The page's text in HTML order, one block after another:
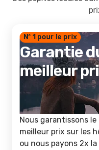
Nº 1 pour le prix
Garantie
meilleur
Nous garantissons le
meilleur prix sur les
ou nous payons 2x la